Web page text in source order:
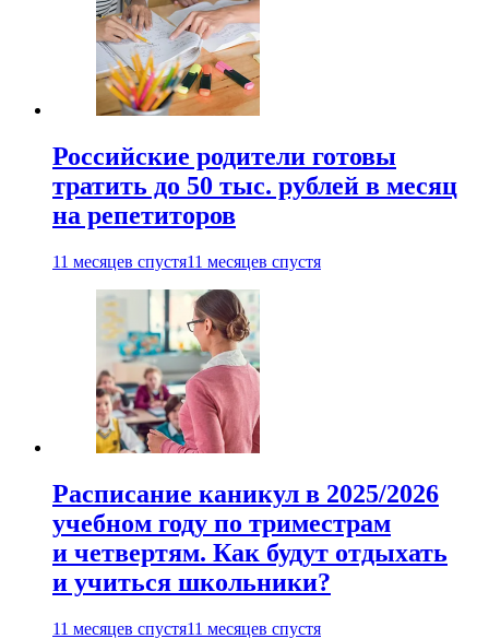
Российские родители готовы
тратить до 50 тыс. рублей в месяц
на репетиторов
11 месяцев спустя11 месяцев спустя
Расписание каникул в 2025/2026
учебном году по триместрам
и четвертям. Как будут отдыхать
и учиться школьники?
11 месяцев спустя11 месяцев спустя